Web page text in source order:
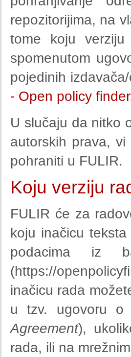
repozitorijima, na
tome koju
spomenutom
pojedinih
- Open policy finder
U slučaju da nitko
autorskih prava,
pohraniti u FULIR.
Koju verziju
FULIR će za
koju inačicu
podacima iz
(https://
inačicu rada
u tzv. ugovoru o
Agreement),
rada, ili na